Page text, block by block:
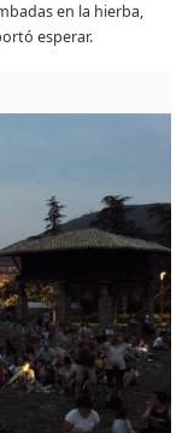
en la hierba,
esperar.